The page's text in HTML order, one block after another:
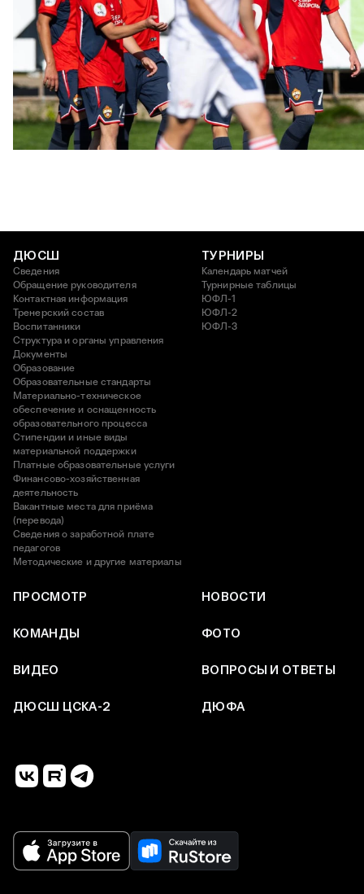
ЮФЛ: Московское дерби на «Октябре»
3 АВГУСТА 2026 14:15
ДЮСШ
Сведения
Обращение руководителя
Контактная информация
Тренерский состав
Воспитанники
Структура и органы управления
Документы
Образование
Образовательные стандарты
Материально-техническое
обеспечение и оснащенность
образовательного процесса
Стипендии и иные виды
материальной поддержки
Платные образовательные услуги
Финансово-хозяйственная
деятельность
Вакантные места для приёма
(перевода)
Сведения о заработной плате
педагогов
Методические и другие материалы
ТУРНИРЫ
Календарь матчей
Турнирные таблицы
ЮФЛ-1
ЮФЛ-2
ЮФЛ-3
ПРОСМОТР НОВОСТИ
КОМАНДЫ ФОТО
ВИДЕО ВОПРОСЫ И ОТВЕТЫ
ДЮСШ ЦСКА-2 ДЮФА